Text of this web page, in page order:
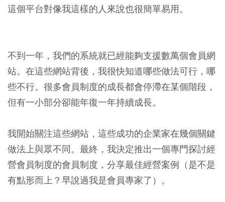
這個平台對像我這樣的人來說也很簡單易用。
不到一年，我們的系統就已經能夠支援數萬個會員網
站。在這些網站背後，我很快知道哪些做法可行，哪
些不行。很多會員制度的成長都會停滯在某個階段，
但有一小部分卻能年復一年持續成長。
我開始關注這些網站，這些成功的企業家在幾個關鍵
做法上與眾不同。最終，我決定推出一個專門探討經
營會員制度的會員制度，分享最佳經營案例（是不是
有點形而上？早說過我是會員專家了）。